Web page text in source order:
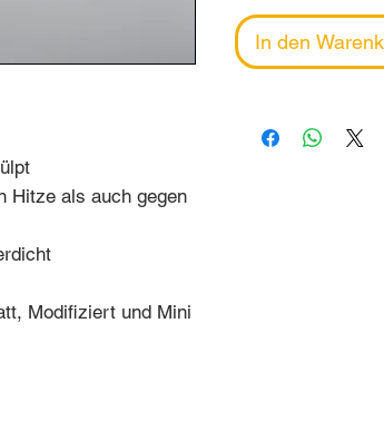
Hitze als auch gegen
Modifiziert und Mini
In den